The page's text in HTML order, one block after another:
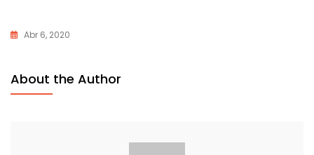
Abr 6, 2020
About the Author